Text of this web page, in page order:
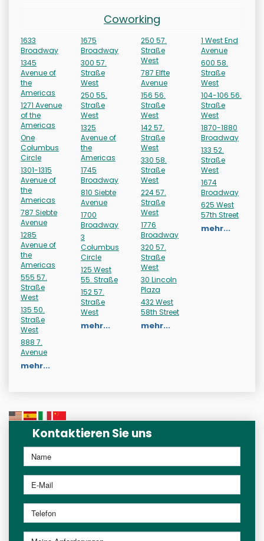
Coworking
1633
Broadway
1345
Avenue of
the
Americas
1271 Avenue
of the
Americas
One
Columbus
Circle
1301-1315
Avenue of
the
Americas
787 Siebte
Avenue
1285
Avenue of
the
Americas
555 57.
Straße
West
135 50.
Straße
West
888 7.
Avenue
mehr...
1675
Broadway
300 57.
Straße
West
250 55.
Straße
West
1325
Avenue of
the
Americas
1745
Broadway
810 Siebte
Avenue
1700
Broadway
3
Columbus
Circle
125 West
55. Straße
152 57.
Straße
West
mehr...
250 57.
Straße
West
787 Elfte
Avenue
156 56.
Straße
West
142 57.
Straße
West
330 58.
Straße
West
224 57.
Straße
West
1776
Broadway
320 57.
Straße
West
30 Lincoln
Plaza
432 West
58th Street
mehr...
1 West End
Avenue
600 58.
Straße
West
104-106 56.
Straße
West
1870-1880
Broadway
133 52.
Straße
West
1674
Broadway
625 West
57th Street
mehr...
Kontaktieren Sie uns